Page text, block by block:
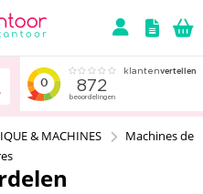
& MACHINES
Machines de